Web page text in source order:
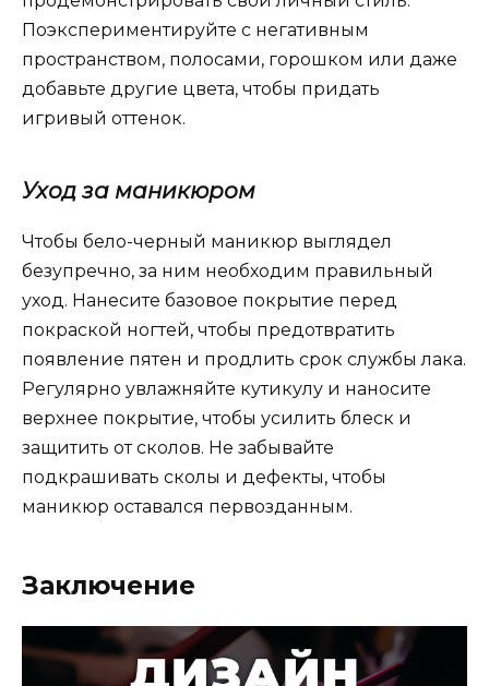
Поэкспериментируйте с негативным
пространством, полосами, горошком или даже
добавьте другие цвета, чтобы придать
игривый оттенок.
Уход за маникюром
Чтобы бело-черный маникюр выглядел
безупречно, за ним необходим правильный
уход. Нанесите базовое покрытие перед
покраской ногтей, чтобы предотвратить
появление пятен и продлить срок службы лака.
Регулярно увлажняйте кутикулу и наносите
верхнее покрытие, чтобы усилить блеск и
защитить от сколов. Не забывайте
подкрашивать сколы и дефекты, чтобы
маникюр оставался первозданным.
Заключение